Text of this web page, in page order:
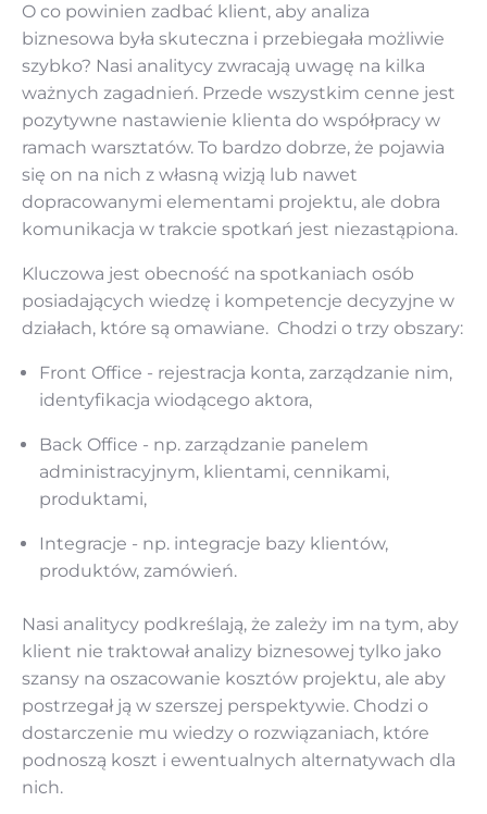
O co powinien zadbać klient, aby analiza
biznesowa była skuteczna i przebiegała możliwie
szybko? Nasi analitycy zwracają uwagę na kilka
ważnych zagadnień. Przede wszystkim cenne jest
pozytywne nastawienie klienta do współpracy w
ramach warsztatów. To bardzo dobrze, że pojawia
się on na nich z własną wizją lub nawet
dopracowanymi elementami projektu, ale dobra
komunikacja w trakcie spotkań jest niezastąpiona.
Kluczowa jest obecność na spotkaniach osób
posiadających wiedzę i kompetencje decyzyjne w
działach, które są omawiane. Chodzi o trzy obszary:
Front Office - rejestracja konta, zarządzanie nim,
identyfikacja wiodącego aktora,
Back Office - np. zarządzanie panelem
administracyjnym, klientami, cennikami,
produktami,
Integracje - np. integracje bazy klientów,
produktów, zamówień.
Nasi analitycy podkreślają, że zależy im na tym, aby
klient nie traktował analizy biznesowej tylko jako
szansy na oszacowanie kosztów projektu, ale aby
postrzegał ją w szerszej perspektywie. Chodzi o
dostarczenie mu wiedzy o rozwiązaniach, które
podnoszą koszt i ewentualnych alternatywach dla
nich.